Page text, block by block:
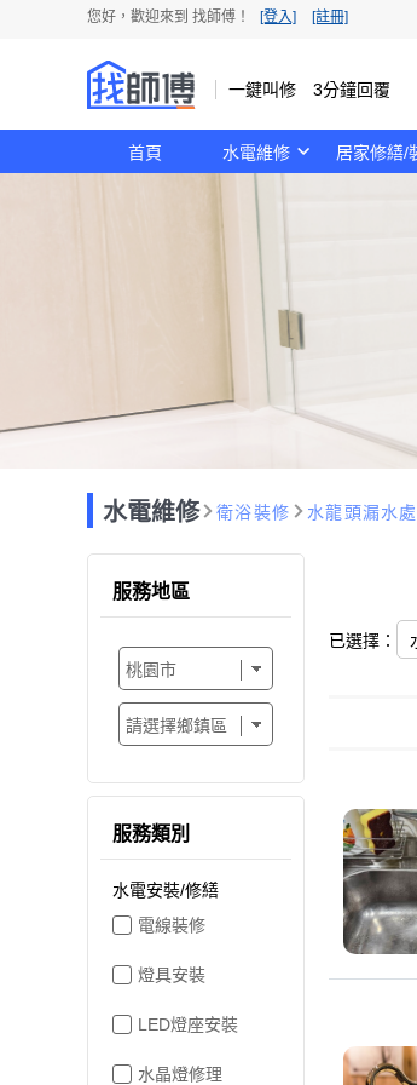
您好，歡迎來到 找師傅！ [登入] [註冊]
一鍵叫修 3分鐘回覆
首頁 水電維修 居家修繕/
水電維修 衛浴裝修 水龍頭漏水
已選擇：
服務地區
服務類別
水電安裝/修繕
電線裝修
燈具安裝
LED燈座安裝
水晶燈修理